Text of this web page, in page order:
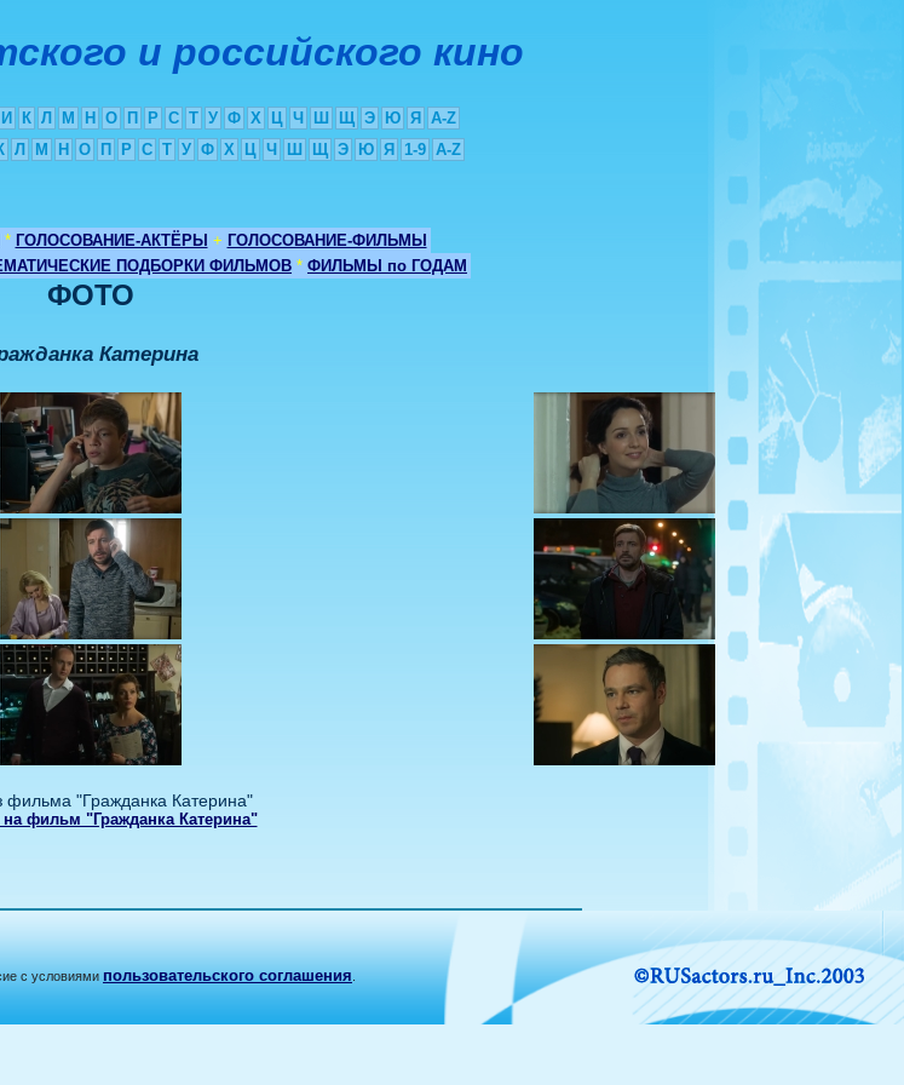
и российского кино
И К Л М Н О П Р С Т У Ф Х Ц Ч Ш Щ Э Ю Я
A-Z
Л М Н О П Р С Т У Ф Х Ц Ч Ш Щ Э Ю Я 1-9 A-Z
* ГОЛОСОВАНИЕ-АКТЁРЫ + ГОЛОСОВАНИЕ-ФИЛЬМЫ
ПОДБОРКИ ФИЛЬМОВ * ФИЛЬМЫ по ГОДАМ
ФОТО
Катерина
фильма "Гражданка Катерина"
на фильм "Гражданка Катерина"
с условиями пользовательского соглашения